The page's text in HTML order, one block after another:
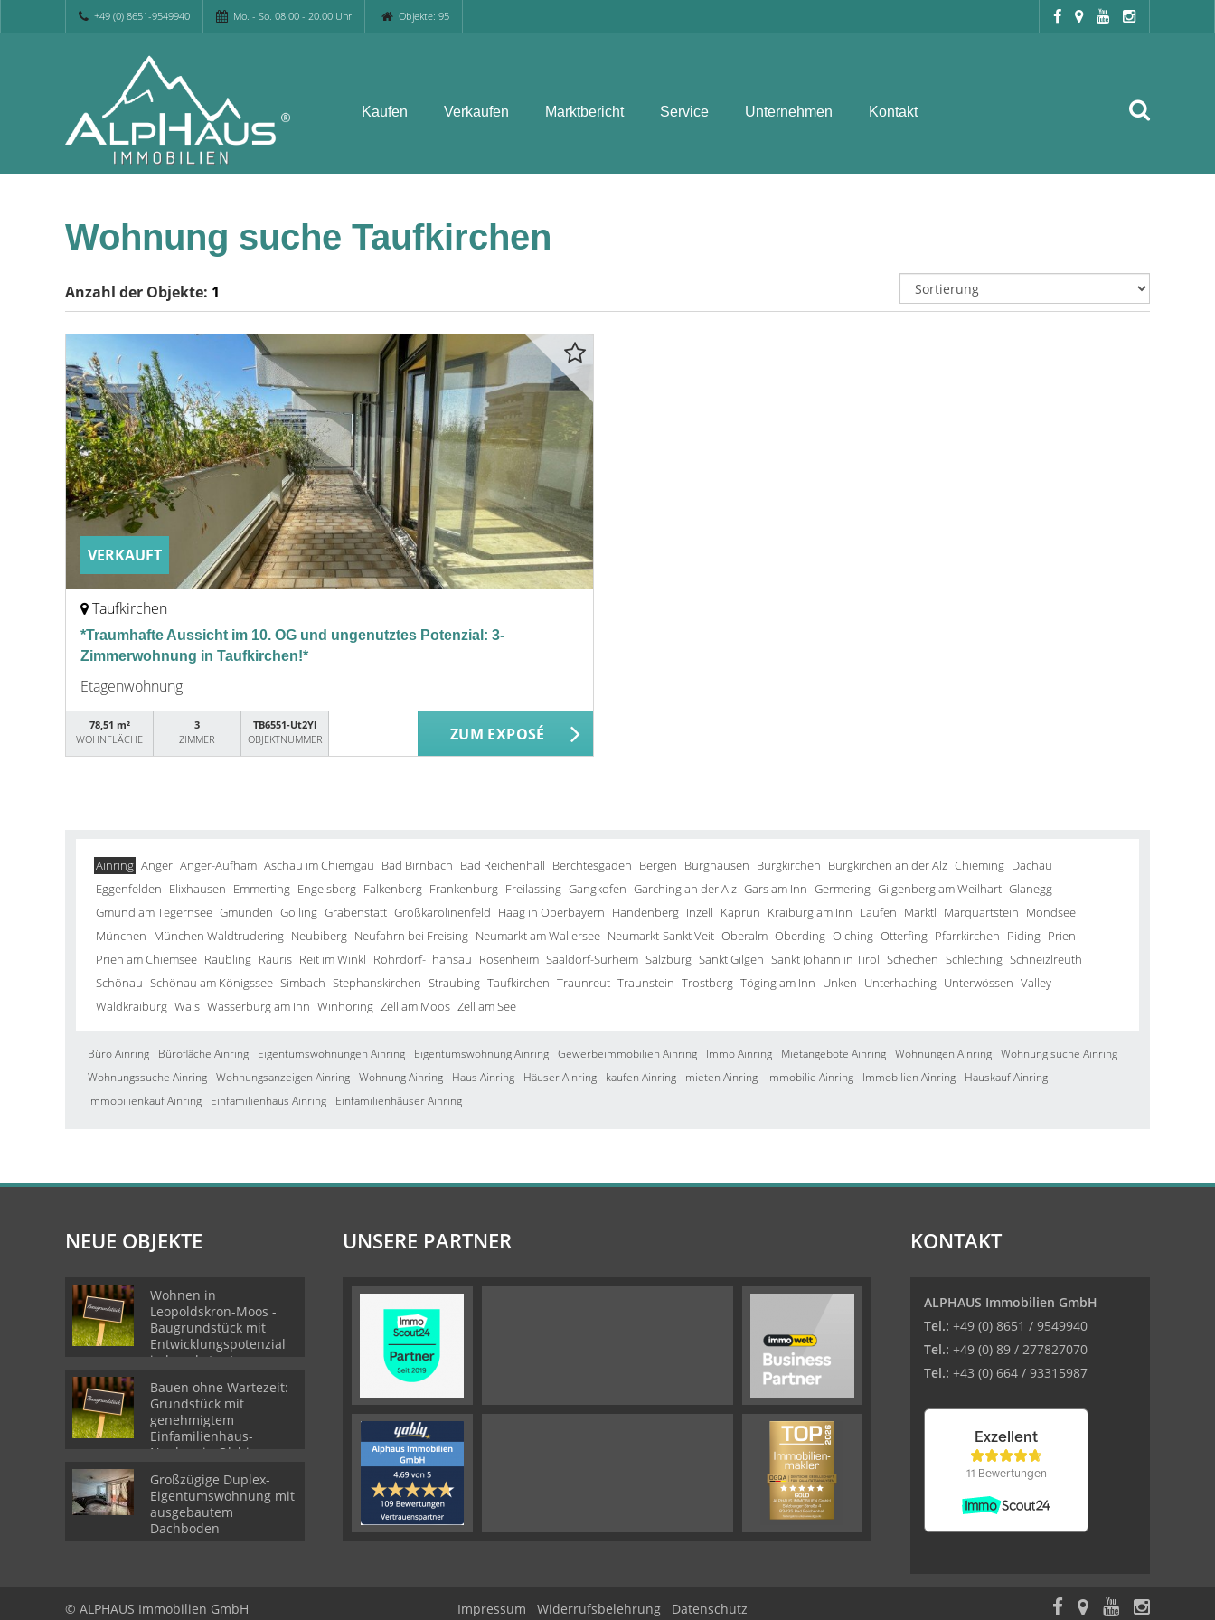
+49 (0) 8651-9549940 Mo. - So. 08.00 - 20.00 Uhr Objekte: 95
Kaufen Verkaufen Marktbericht Service Unternehmen Kontakt
Wohnung suche Taufkirchen
Anzahl der Objekte: 1
VERKAUFT
Taufkirchen
*Traumhafte Aussicht im 10. OG und ungenutztes Potenzial: 3-
Zimmerwohnung in Taufkirchen!*
Etagenwohnung
78,51 m²
WOHNFLÄCHE
3
ZIMMER
TB6551-Ut2Yl
OBJEKTNUMMER
ZUM EXPOSÉ
Ainring Anger Anger-Aufham Aschau im Chiemgau Bad Birnbach Bad Reichenhall Berchtesgaden Bergen Burghausen Burgkirchen Burgkirchen an der Alz Chieming Dachau
Eggenfelden Elixhausen Emmerting Engelsberg Falkenberg Frankenburg Freilassing Gangkofen Garching an der Alz Gars am Inn Germering Gilgenberg am Weilhart Glanegg
Gmund am Tegernsee Gmunden Golling Grabenstätt Großkarolinenfeld Haag in Oberbayern Handenberg Inzell Kaprun Kraiburg am Inn Laufen Marktl Marquartstein Mondsee
München München Waldtrudering Neubiberg Neufahrn bei Freising Neumarkt am Wallersee Neumarkt-Sankt Veit Oberalm Oberding Olching Otterfing Pfarrkirchen Piding Prien
Prien am Chiemsee Raubling Rauris Reit im Winkl Rohrdorf-Thansau Rosenheim Saaldorf-Surheim Salzburg Sankt Gilgen Sankt Johann in Tirol Schechen Schleching Schneizlreuth
Schönau Schönau am Königssee Simbach Stephanskirchen Straubing Taufkirchen Traunreut Traunstein Trostberg Töging am Inn Unken Unterhaching Unterwössen Valley
Waldkraiburg Wals Wasserburg am Inn Winhöring Zell am Moos Zell am See
Büro Ainring Bürofläche Ainring Eigentumswohnungen Ainring Eigentumswohnung Ainring Gewerbeimmobilien Ainring Immo Ainring Mietangebote Ainring Wohnungen Ainring Wohnung suche Ainring
Wohnungssuche Ainring Wohnungsanzeigen Ainring Wohnung Ainring Haus Ainring Häuser Ainring kaufen Ainring mieten Ainring Immobilie Ainring Immobilien Ainring
Hauskauf Ainring
Immobilienkauf Ainring
Einfamilienhaus Ainring Einfamilienhäuser Ainring
NEUE OBJEKTE
Wohnen in
Leopoldskron-Moos -
Baugrundstück mit
Entwicklungspotenzial
in begehrter Lage
Bauen ohne Wartezeit:
Grundstück mit
genehmigtem
Einfamilienhaus-
Neubau in Olching
Großzügige Duplex-
Eigentumswohnung mit
ausgebautem
Dachboden
UNSERE PARTNER KONTAKT
ALPHAUS Immobilien GmbH
Tel.: +49 (0) 8651 / 9549940
Tel.: +49 (0) 89 / 277827070
Tel.: +43 (0) 664 / 93315987
© ALPHAUS Immobilien GmbH Impressum Widerrufsbelehrung Datenschutz